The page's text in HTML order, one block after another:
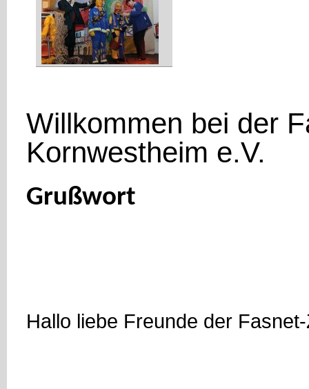
Willkommen bei der
Kornwestheim e.V.
Grußwort
Hallo liebe Freunde der